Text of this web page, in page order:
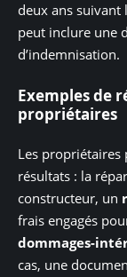
deux ans suivant
peut inclure une
d’indemnisation.
Exemples de
propriétaires
Les propriétaires
résultats : la
constructeur, un
frais engagés
dommages-
cas, une